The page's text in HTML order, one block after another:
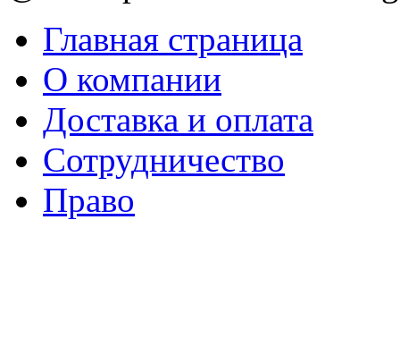
Главная страница
О компании
Доставка и оплата
Сотрудничество
Право